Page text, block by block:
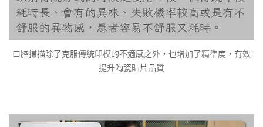
口腔掃描除了克服傳統印模的不適感之外，也增加了精準度，有效
提升陶瓷貼片品質